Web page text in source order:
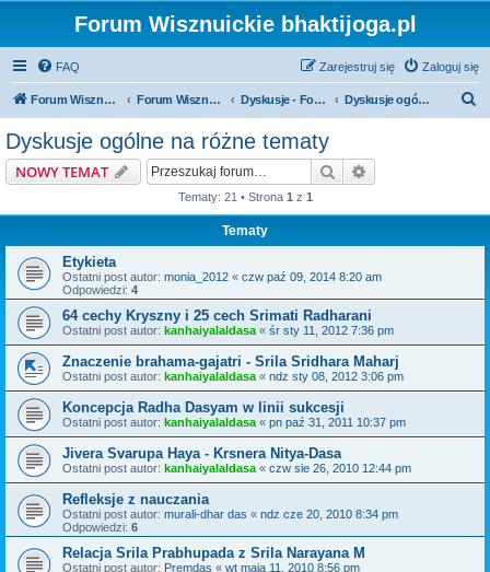
Forum Wisznuickie bhaktijoga.pl
FAQ Zaloguj się
Zarejestruj się
Forum Wisznuickie forum.bhaktijoga.pl Forum Wisznuickie forum.bhaktijoga.pl Dyskusje - Fora Publiczne Dyskusje ogólne na różne tematy
Dyskusje ogólne na różne tematy
NOWY TEMAT Szukaj
Tematy: 21 • Strona 1 z 1
Tematy
Etykieta
Ostatni post autor: monia_2012 « czw paź 09, 2014 8:20 am
Odpowiedzi: 4
64 cechy Kryszny i 25 cech Srimati Radharani
Ostatni post autor: kanhaiyalaldasa « śr sty 11, 2012 7:36 pm
Znaczenie brahama-gajatri - Srila Sridhara Maharj
Ostatni post autor: kanhaiyalaldasa « ndz sty 08, 2012 3:06 pm
Koncepcja Radha Dasyam w linii sukcesji
Ostatni post autor: kanhaiyalaldasa « pn paź 31, 2011 10:37 pm
Jivera Svarupa Haya - Krsnera Nitya-Dasa
Ostatni post autor: kanhaiyalaldasa « czw sie 26, 2010 12:44 pm
Refleksje z nauczania
Ostatni post autor: murali-dhar das « ndz cze 20, 2010 8:34 pm
Odpowiedzi: 6
Relacja Srila Prabhupada z Srila Narayana M
Ostatni post autor: Premdas « wt maja 11, 2010 8:56 pm